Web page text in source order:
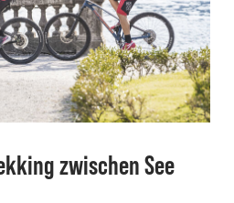
zwischen See